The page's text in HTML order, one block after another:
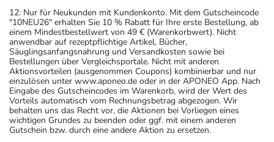
12: Nur für Neukunden mit Kundenkonto. Mit dem Gutscheincode
"10NEU26" erhalten Sie 10 % Rabatt für Ihre erste Bestellung, ab
einem Mindestbestellwert von 49 € (Warenkorbwert). Nicht
anwendbar auf rezeptpflichtige Artikel, Bücher,
Säuglingsanfangsnahrung und Versandkosten sowie bei
Bestellungen über Vergleichsportale. Nicht mit anderen
Aktionsvorteilen (ausgenommen Coupons) kombinierbar und nur
einzulösen unter www.aponeo.de oder in der APONEO App. Nach
Eingabe des Gutscheincodes im Warenkorb, wird der Wert des
Vorteils automatisch vom Rechnungsbetrag abgezogen. Wir
behalten uns das Recht vor, die Aktionen bei Vorliegen eines
wichtigen Grundes zu beenden oder ggf. mit einem anderen
Gutschein bzw. durch eine andere Aktion zu ersetzen.